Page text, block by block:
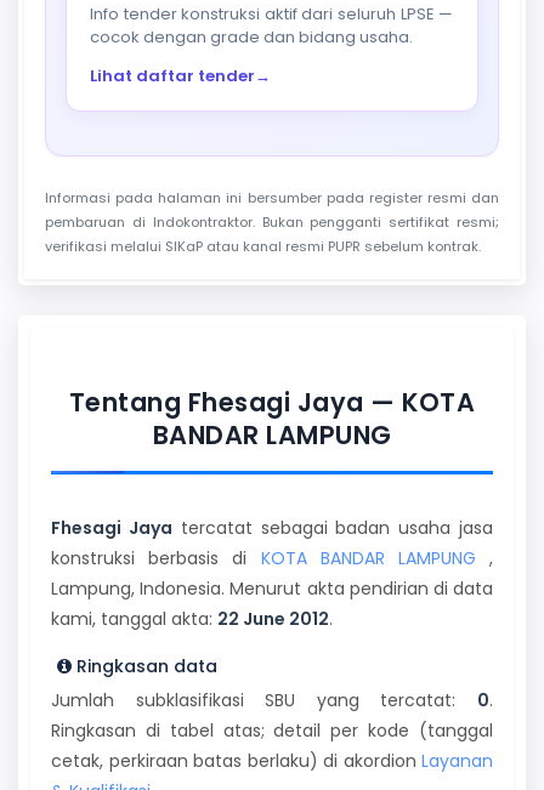
Info tender konstruksi aktif dari seluruh LPSE —
cocok dengan grade dan bidang usaha.
Lihat daftar tender→
Informasi pada halaman ini bersumber pada register resmi dan
pembaruan di Indokontraktor. Bukan pengganti sertifikat resmi;
verifikasi melalui SIKaP atau kanal resmi PUPR sebelum kontrak.
Tentang Fhesagi Jaya — KOTA
BANDAR LAMPUNG
Fhesagi Jaya tercatat sebagai badan usaha jasa
konstruksi berbasis di KOTA BANDAR LAMPUNG ,
Lampung, Indonesia. Menurut akta pendirian di data
kami, tanggal akta: 22 June 2012.
Ringkasan data
Jumlah subklasifikasi SBU yang tercatat: 0.
Ringkasan di tabel atas; detail per kode (tanggal
cetak, perkiraan batas berlaku) di akordion Layanan